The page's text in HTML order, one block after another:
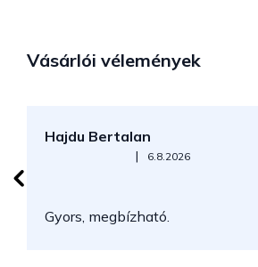
Vásárlói vélemények
Hajdu Bertalan
Az áruház értékelése 5-ből 5 csillag.
| 6.8.2026
Gyors, megbízható.